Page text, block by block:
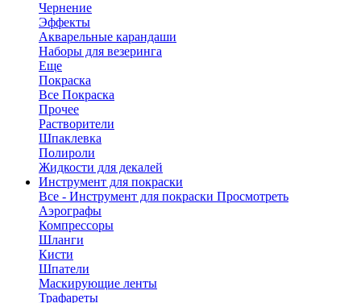
Чернение
Эффекты
Акварельные карандаши
Наборы для везеринга
Еще
Покраска
Все Покраска
Прочее
Растворители
Шпаклевка
Полироли
Жидкости для декалей
Инструмент для покраски
Все - Инструмент для покраски Просмотреть
Аэрографы
Компрессоры
Шланги
Кисти
Шпатели
Маскирующие ленты
Трафареты